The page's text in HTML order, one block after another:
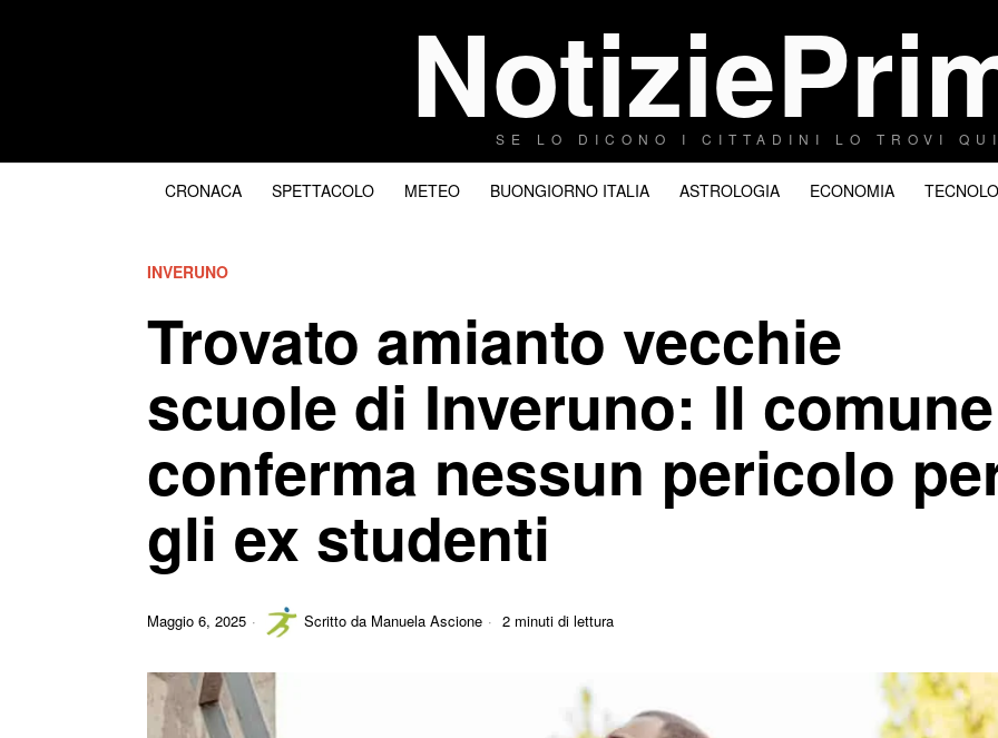
SE LO DICONO I CITTADINI LO TROVI
CRONACA SPETTACOLO METEO BUONGIORNO ITALIA ASTROLOGIA ECONOMIA
INVERUNO
Trovato amianto vecchie
scuole di Inveruno: Il comune
conferma nessun pericolo
gli ex studenti
Maggio 6, 2025 Scritto da Manuela Ascione 2 minuti di lettura